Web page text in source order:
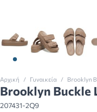
View larger image
View largerView
Αρχική / Γυναικεία / Brooklyn
Brooklyn Buckle
207431-2Q9